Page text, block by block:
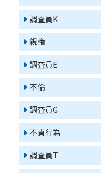
調査員K
親権
調査員E
不倫
調査員G
不貞行為
調査員T